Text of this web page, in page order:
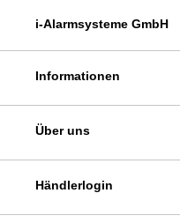
i-Alarmsysteme GmbH
Informationen
Über uns
Händlerlogin